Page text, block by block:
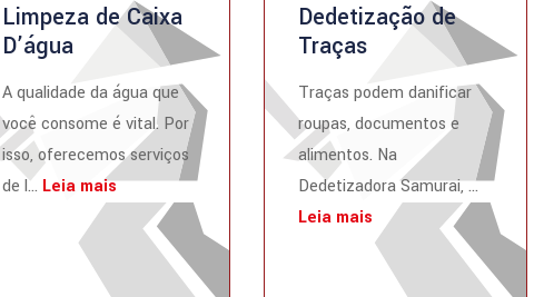
Limpeza de Caixa
D’água
A qualidade da água que
você consome é vital. Por
isso, oferecemos serviços
de l... Leia mais
Dedetização de
Traças
Traças podem danificar
roupas, documentos e
alimentos. Na
Dedetizadora Samurai, ...
Leia mais